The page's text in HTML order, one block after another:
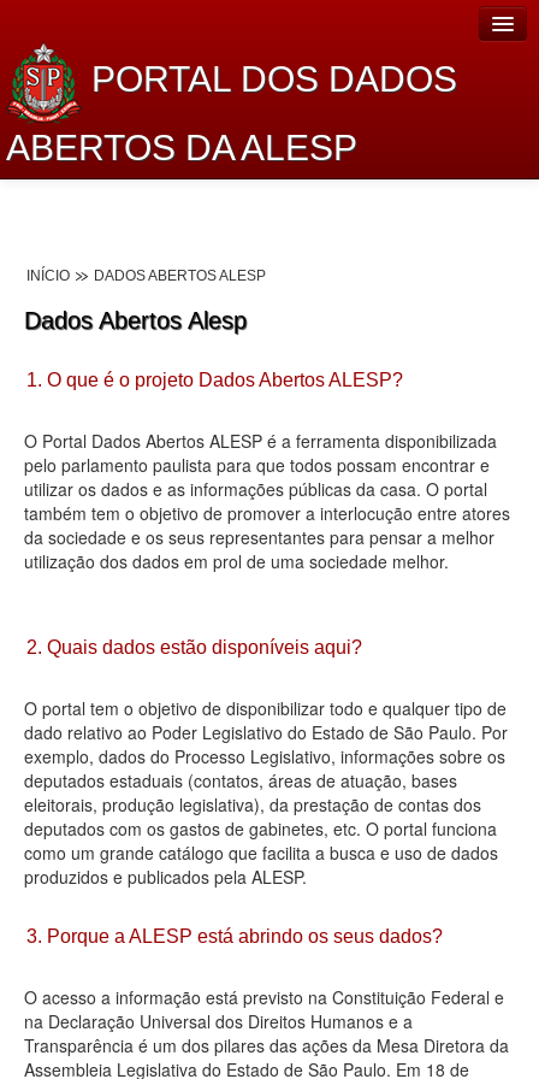
PORTAL DOS DADOS
ABERTOS DA ALESP
Lei de Acesso à Informação
Dados Governamentais Abertos
Planejamento
Catálogo de dados
Processo Legislativo
Deputados Estaduais
Agenda
Perguntas frequentes
Contato
INÍCIO DADOS ABERTOS ALESP
Dados Abertos Alesp
1. O que é o projeto Dados Abertos ALESP?
O Portal Dados Abertos ALESP é a ferramenta disponibilizada
pelo parlamento paulista para que todos possam encontrar e
utilizar os dados e as informações públicas da casa. O portal
também tem o objetivo de promover a interlocução entre atores
da sociedade e os seus representantes para pensar a melhor
utilização dos dados em prol de uma sociedade melhor.
2. Quais dados estão disponíveis aqui?
O portal tem o objetivo de disponibilizar todo e qualquer tipo de
dado relativo ao Poder Legislativo do Estado de São Paulo. Por
exemplo, dados do Processo Legislativo, informações sobre os
deputados estaduais (contatos, áreas de atuação, bases
eleitorais, produção legislativa), da prestação de contas dos
deputados com os gastos de gabinetes, etc. O portal funciona
como um grande catálogo que facilita a busca e uso de dados
produzidos e publicados pela ALESP.
3. Porque a ALESP está abrindo os seus dados?
O acesso a informação está previsto na Constituição Federal e
na Declaração Universal dos Direitos Humanos e a
Transparência é um dos pilares das ações da Mesa Diretora da
Assembleia Legislativa do Estado de São Paulo. Em 18 de